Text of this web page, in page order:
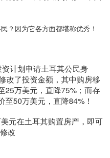
计划申请土耳其公民身
改了投资金额，其中购房移
25万美元，直降75%；而存
50万美元，直降84%！
元在土耳其购置房产，即可
改